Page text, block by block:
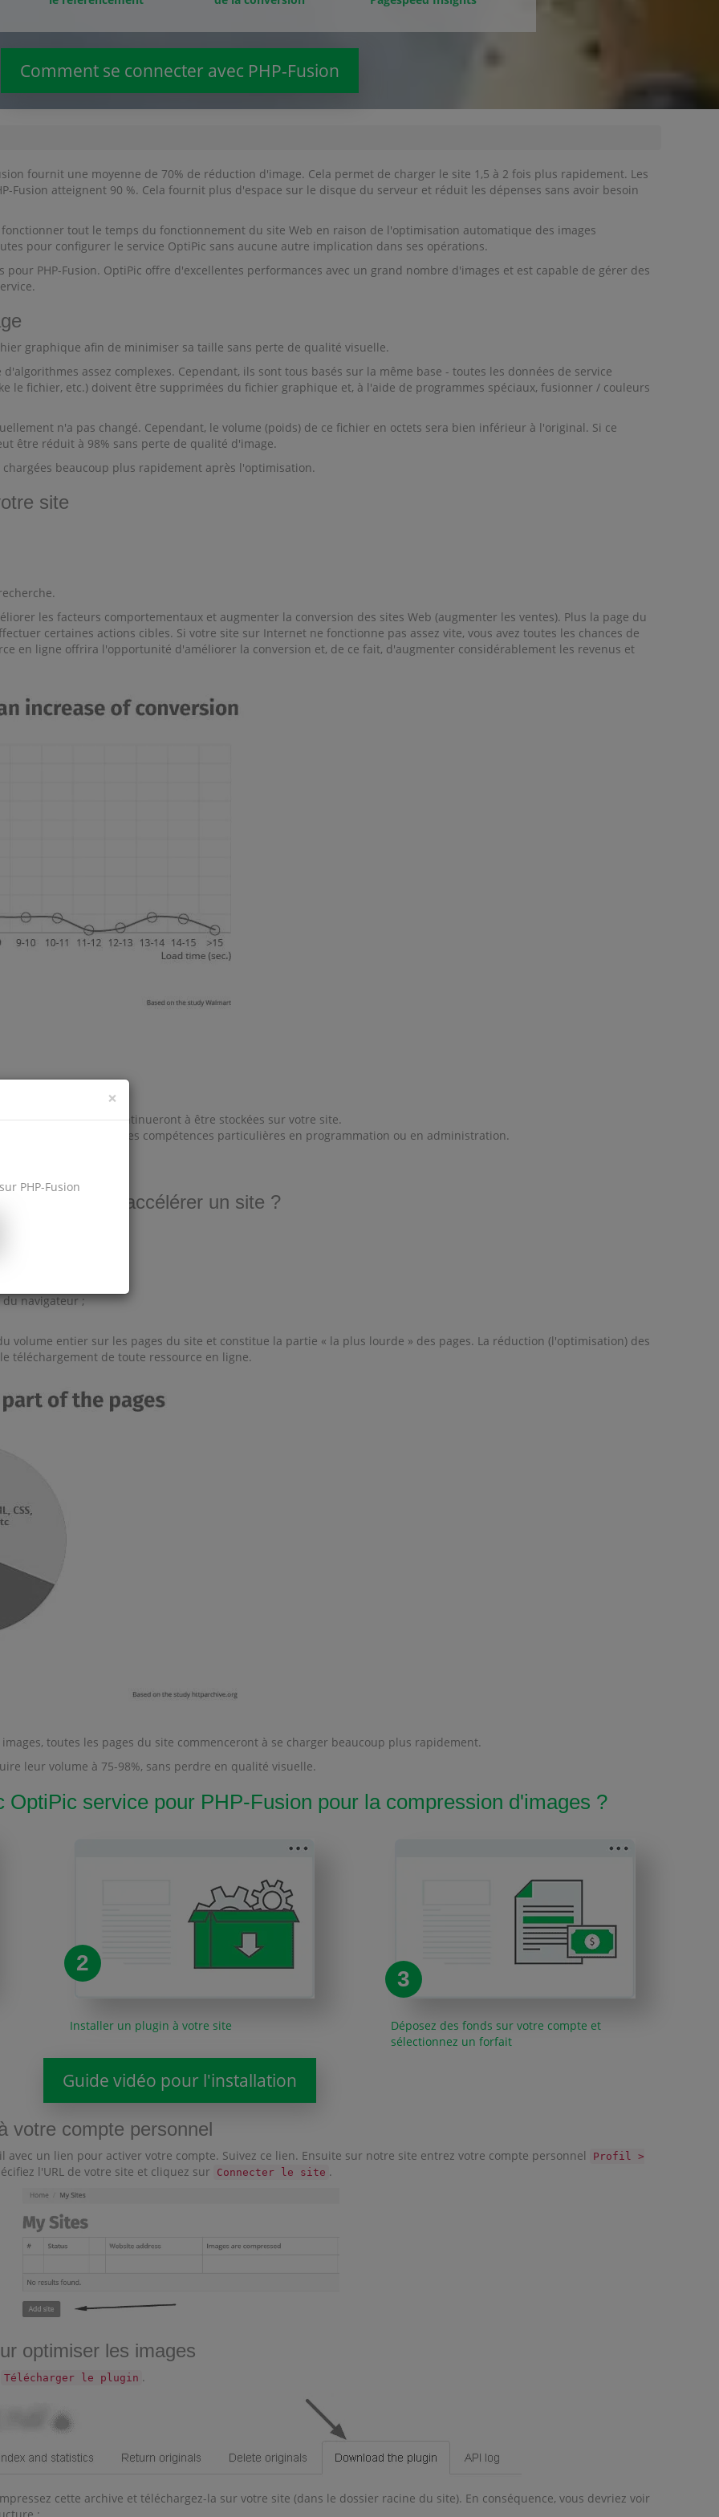
Comment se connecter avec PHP-Fusion
fournit une moyenne de 70% de réduction d'image. Cela permet de charger le site 1,5 à 2 fois plus rapidement. Les
Fusion atteignent 90 %. Cela fournit plus d'espace sur le disque du serveur et réduit les dépenses sans avoir besoin
tout le temps du fonctionnement du site Web en raison de l'optimisation automatique des images
pour configurer le service OptiPic sans aucune autre implication dans ses opérations.
PHP-Fusion. OptiPic offre d'excellentes performances avec un grand nombre d'images et est capable de gérer des
graphique afin de minimiser sa taille sans perte de qualité visuelle.
assez complexes. Cependant, ils sont tous basés sur la même base - toutes les données de service
le fichier, etc.) doivent être supprimées du fichier graphique et, à l'aide de programmes spéciaux, fusionner / couleurs
n'a pas changé. Cependant, le volume (poids) de ce fichier en octets sera bien inférieur à l'original. Si ce
être réduit à 98% sans perte de qualité d'image.
beaucoup plus rapidement après l'optimisation.
site
les facteurs comportementaux et augmenter la conversion des sites Web (augmenter les ventes). Plus la page du
certaines actions cibles. Si votre site sur Internet ne fonctionne pas assez vite, vous avez toutes les chances de
en ligne offrira l'opportunité d'améliorer la conversion et, de ce fait, d'augmenter considérablement les revenus et
change pas, elles continueront à être stockées sur votre site.
pas besoin d'avoir des compétences particulières en programmation ou en administration.
le système.
peut-elle accélérer un site ?
navigateur ;
volume entier sur les pages du site et constitue la partie « la plus lourde » des pages. La réduction (l'optimisation) des
téléchargement de toute ressource en ligne.
toutes les pages du site commenceront à se charger beaucoup plus rapidement.
leur volume à 75-98%, sans perdre en qualité visuelle.
service pour PHP-Fusion pour la compression d'images ?
2
Installer un plugin à votre site
3
Déposez des fonds sur votre compte et
sélectionnez un forfait
Guide vidéo pour l'installation
votre compte personnel
avec un lien pour activer votre compte. Suivez ce lien. Ensuite sur notre site entrez votre compte personnel
Profil >
l'URL de votre site et cliquez sur Connecter le site .
optimiser les images
Télécharger le plugin .
cette archive et téléchargez-la sur votre site (dans le dossier racine du site). En conséquence, vous devriez voir
×
PHP-Fusion